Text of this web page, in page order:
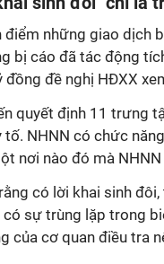
những giao dịch
bị cáo đã tác động
đồng đề nghị HĐXX
quyết định 11 trưng
tố. NHNN có chức
nơi nào đó mà
có lời khai sinh
có sự trùng lặp trong
của cơ quan điều tra